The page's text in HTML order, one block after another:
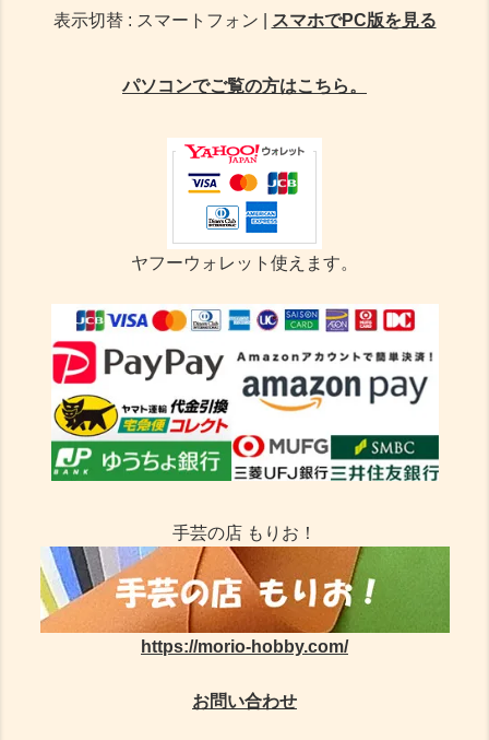
表示切替 : スマートフォン | スマホでPC版を見る
パソコンでご覧の方はこちら。
ヤフーウォレット使えます。
手芸の店 もりお！
https://morio-hobby.com/
お問い合わせ